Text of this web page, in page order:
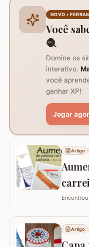
deixem de
AQUI. Já
NOVO •
Você
🧶
Domine os
interativo.
você
ganhar XP!
Jogar
Artigo
explicar
calcular a
trabalho e
no final
Artigo